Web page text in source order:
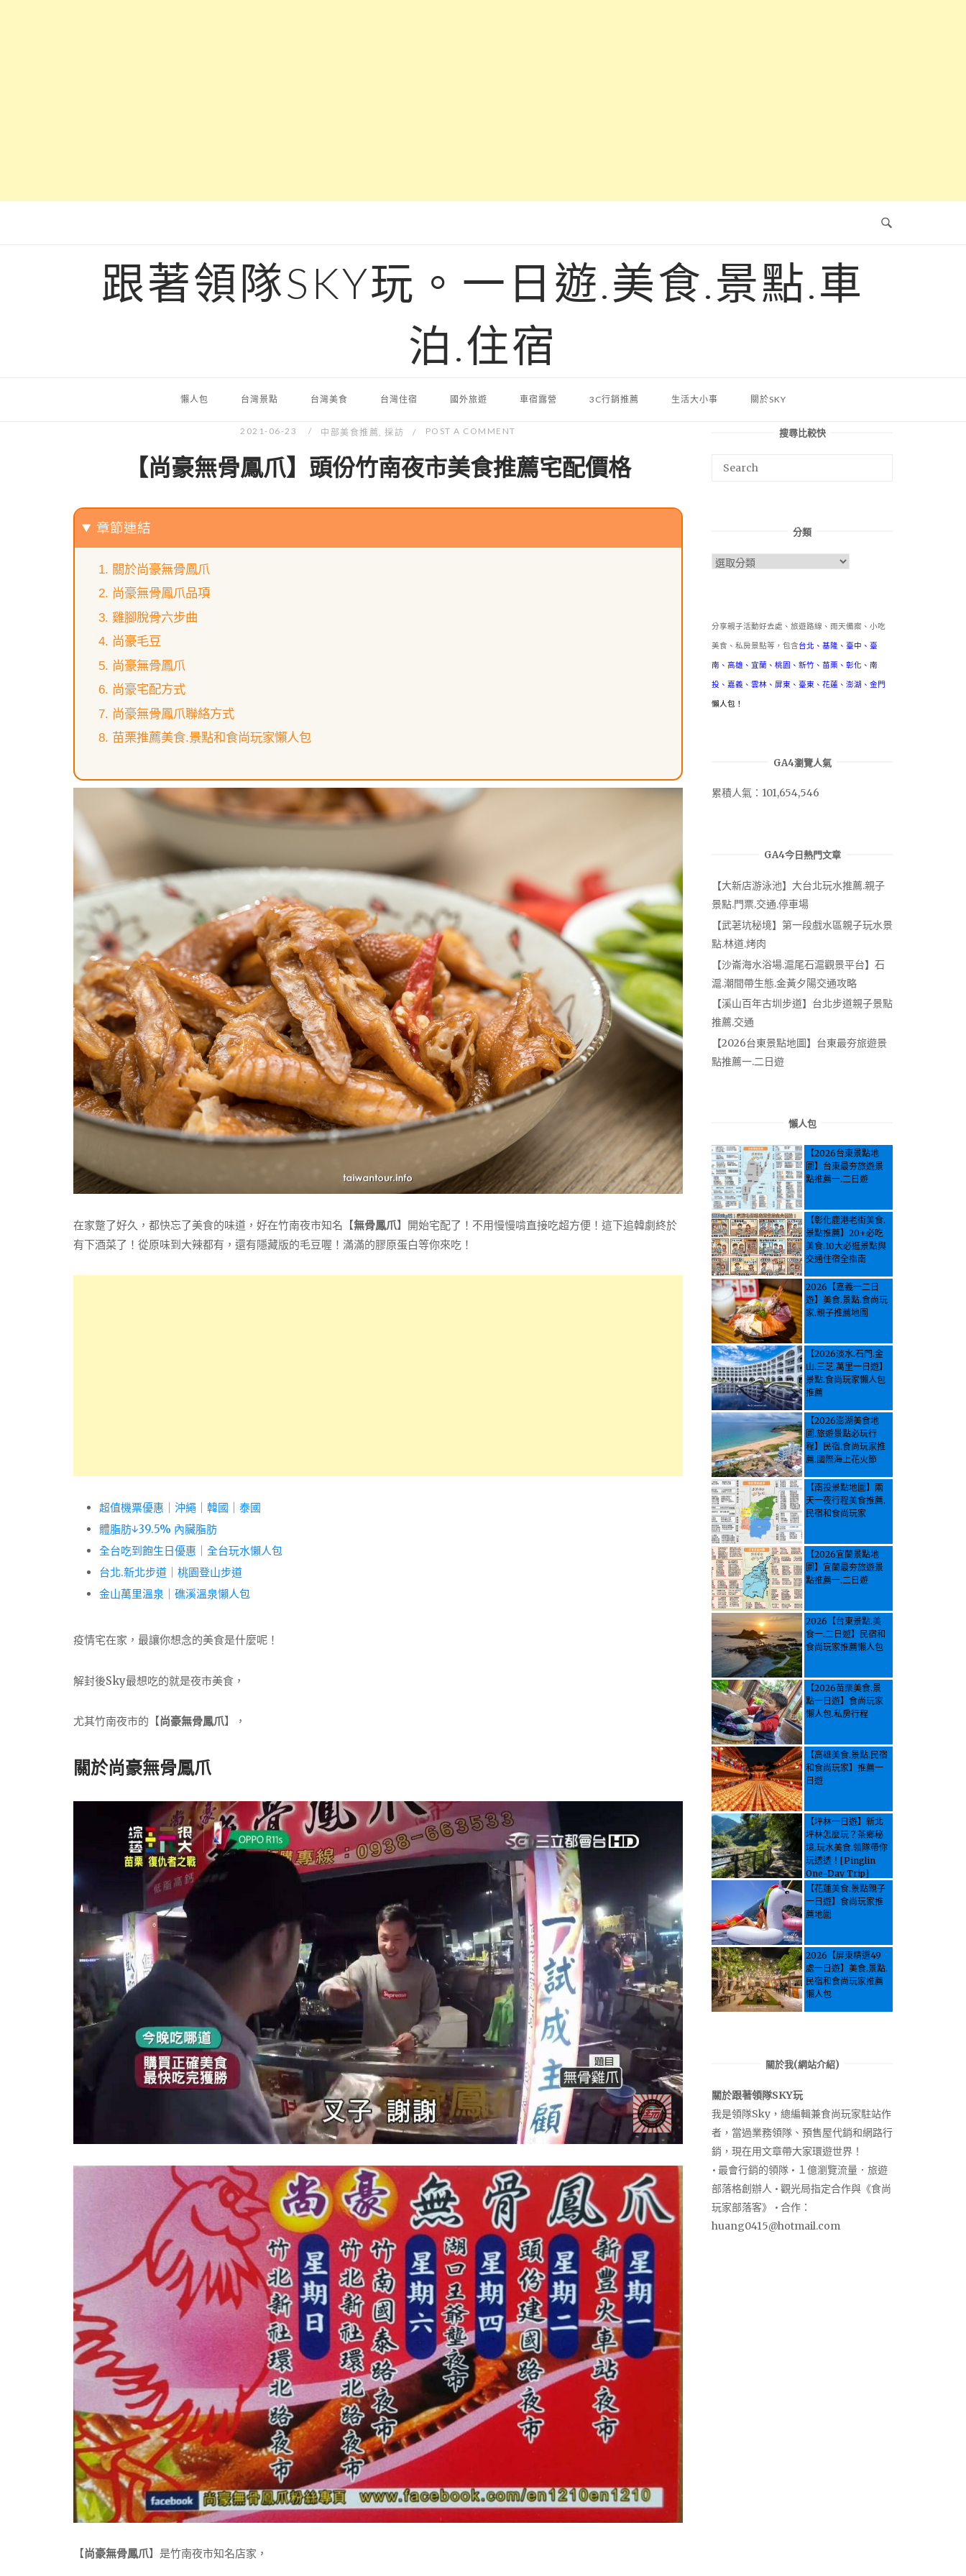
跟著領隊SKY玩。一日遊.美食.景點.車
泊.住宿
懶人包 台灣景點 台灣美食 台灣住宿 國外旅遊 車宿露營 3C行銷推薦 生活大小事 關於SKY
2021-06-23 中部美食推薦 ,採訪 POST A COMMENT
【尚豪無骨鳳爪】頭份竹南夜市美食推薦宅配價格
章節連結
關於尚豪無骨鳳爪
尚豪無骨鳳爪品項
雞腳脫骨六步曲
尚豪毛豆
尚豪無骨鳳爪
尚豪宅配方式
尚豪無骨鳳爪聯絡方式
苗栗推薦美食.景點和食尚玩家懶人包
在家蹩了好久，都快忘了美食的味道，好在竹南夜市知名【無骨鳳爪】開始宅配了！不用慢慢啃直接吃超方便！這下追韓劇終於
有下酒菜了！從原味到大辣都有，還有隱藏版的毛豆喔！滿滿的膠原蛋白等你來吃！
超值機票優惠 沖繩 韓國
泰國
體脂肪↓39.5% 內臟脂肪
全台吃到飽生日優惠
全台玩水懶人包
台北.新北步道
桃園登山步道
金山萬里溫泉
礁溪溫泉懶人包
疫情宅在家，最讓你想念的美食是什麼呢！
解封後Sky最想吃的就是夜市美食，
尤其竹南夜市的【尚豪無骨鳳爪】，
關於尚豪無骨鳳爪
【尚豪無骨鳳爪】是竹南夜市知名店家，
搜尋比較快
分類
分
分享親子活動好去處、旅遊路線、雨天備案、小吃
美食、私房景點等，包含台北 、 基隆 、 臺中 、 臺
南 、 高雄 、 宜蘭 、 桃園 、 新竹 、 苗栗 、 彰化 、 南
投 、 嘉義 、 雲林 、 屏東 、 臺東 、 花蓮 、 澎湖 、 金門
懶人包！
GA4瀏覽人氣
累積人氣：101,654,546
GA4今日熱門文章
【大新店游泳池】大台北玩水推薦.親子
景點.門票.交通.停車場
【武荖坑秘境】第一段戲水區親子玩水景
點.林道.烤肉
【沙崙海水浴場.滬尾石滬觀景平台】石
滬.潮間帶生態.金黃夕陽交通攻略
【溪山百年古圳步道】台北步道親子景點
推薦.交通
【2026台東景點地圖】台東最夯旅遊景
點推薦一.二日遊
懶人包
【2026台東景點地
圖】台東最夯旅遊景
點推薦一.二日遊
【彰化鹿港老街美食.
景點推薦】20+必吃
美食.10大必逛景點與
交通住宿全指南
2026【嘉義一二日
遊】美食.景點.食尚玩
家.親子推薦地圖
【2026淡水.石門.金
山.三芝.萬里一日遊】
景點.食尚玩家懶人包
推薦
【2026澎湖美食地
圖.旅遊景點必玩行
程】民宿.食尚玩家推
薦.國際海上花火節
【南投景點地圖】兩
天一夜行程美食推薦.
民宿和食尚玩家
【2026宜蘭景點地
圖】宜蘭最夯旅遊景
點推薦一.二日遊
2026【台東景點.美
食一.二日遊】民宿和
食尚玩家推薦懶人包
【2026苗栗美食.景
點一日遊】食尚玩家
懶人包.私房行程
【高雄美食.景點.民宿
和食尚玩家】推薦一
日遊
【坪林一日遊】新北
坪林怎麼玩？茶鄉秘
境.玩水美食.領隊帶你
玩透透！[Pinglin
One-Day Trip]
How to explore
Pinglin, New
Taipei? Tea Village
Let the guide take
you through it all!
【花蓮美食.景點親子
一日遊】食尚玩家推
薦地圖
2026【屏東精選49
處一日遊】美食.景點.
民宿和食尚玩家推薦
懶人包
關於我(網站介紹)
關於跟著領隊SKY玩
我是領隊Sky，總編輯兼食尚玩家駐站作
者，當過業務領隊、預售屋代銷和網路行
銷，現在用文章帶大家環遊世界！
• 最會行銷的領隊 • １億瀏覽流量．旅遊
部落格創辦人 • 觀光局指定合作與《食尚
玩家部落客》 • 合作：
huang0415@hotmail.com